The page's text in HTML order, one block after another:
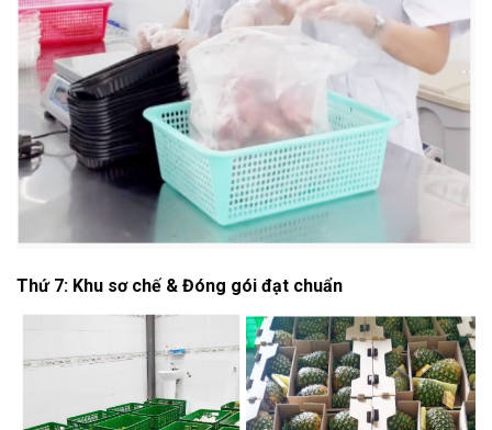
Thứ 7: Khu sơ chế & Đóng gói đạt chuẩn